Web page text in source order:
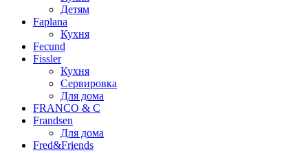
Детям
Faplana
Кухня
Fecund
Fissler
Кухня
Сервировка
Для дома
FRANCO & C
Frandsen
Для дома
Fred&Friends